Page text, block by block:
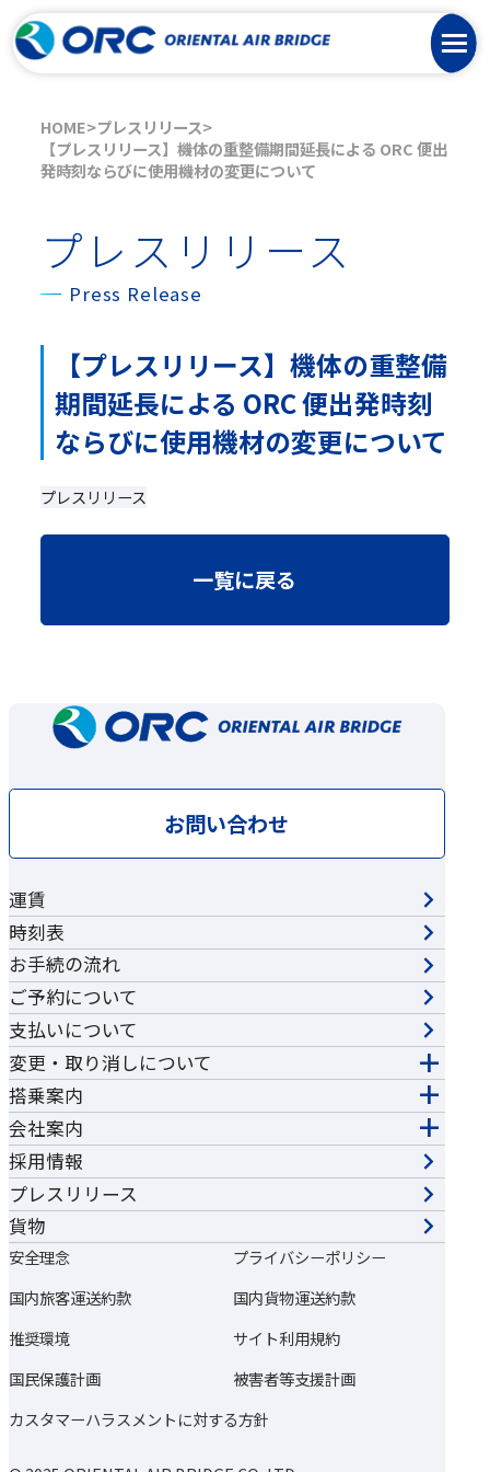
HOME プレスリリース
【プレスリリース】機体の重整備期間延長による ORC 便出
発時刻ならびに使用機材の変更について
プレスリリース
Press Release
【プレスリリース】機体の重整備
期間延長による ORC 便出発時刻
ならびに使用機材の変更について
プレスリリース
一覧に戻る
お問い合わせ
運賃
時刻表
お手続の流れ
ご予約について
支払いについて
変更・取り消しについて
搭乗案内
会社案内
採用情報
プレスリリース
貨物
安全理念
プライバシーポリシー
国内旅客運送約款
国内貨物運送約款
推奨環境
サイト利用規約
国民保護計画
被害者等支援計画
カスタマーハラスメントに対する方針